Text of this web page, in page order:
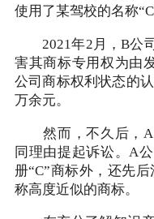
使用了某驾校的名称
2021年2月，B公司
害其商标专用权为由
公司商标权利状态的
万余元。
然而，不久后，A
同理由提起诉讼。A
册“C”商标外，还先
称高度近似的商标。